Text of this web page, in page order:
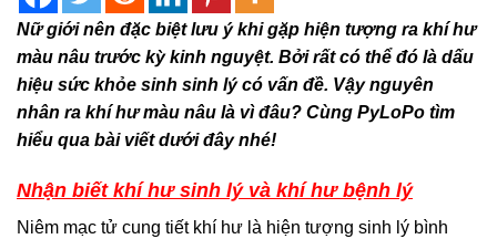
Nữ giới nên đặc biệt lưu ý khi gặp hiện tượng ra khí hư
màu nâu trước kỳ kinh nguyệt. Bởi rất có thể đó là dấu
hiệu sức khỏe sinh sinh lý có vấn đề. Vậy nguyên
nhân ra khí hư màu nâu là vì đâu? Cùng PyLoPo tìm
hiểu qua bài viết dưới đây nhé!
Nhận biết khí hư sinh lý và khí hư bệnh lý
Niêm mạc tử cung tiết khí hư là hiện tượng sinh lý bình